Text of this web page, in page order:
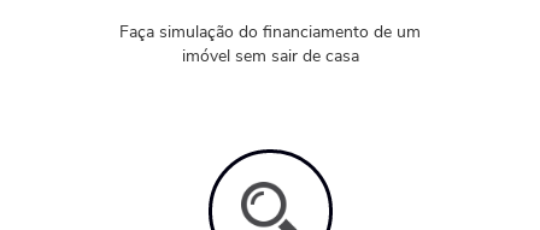
Faça simulação do financiamento de um
imóvel sem sair de casa